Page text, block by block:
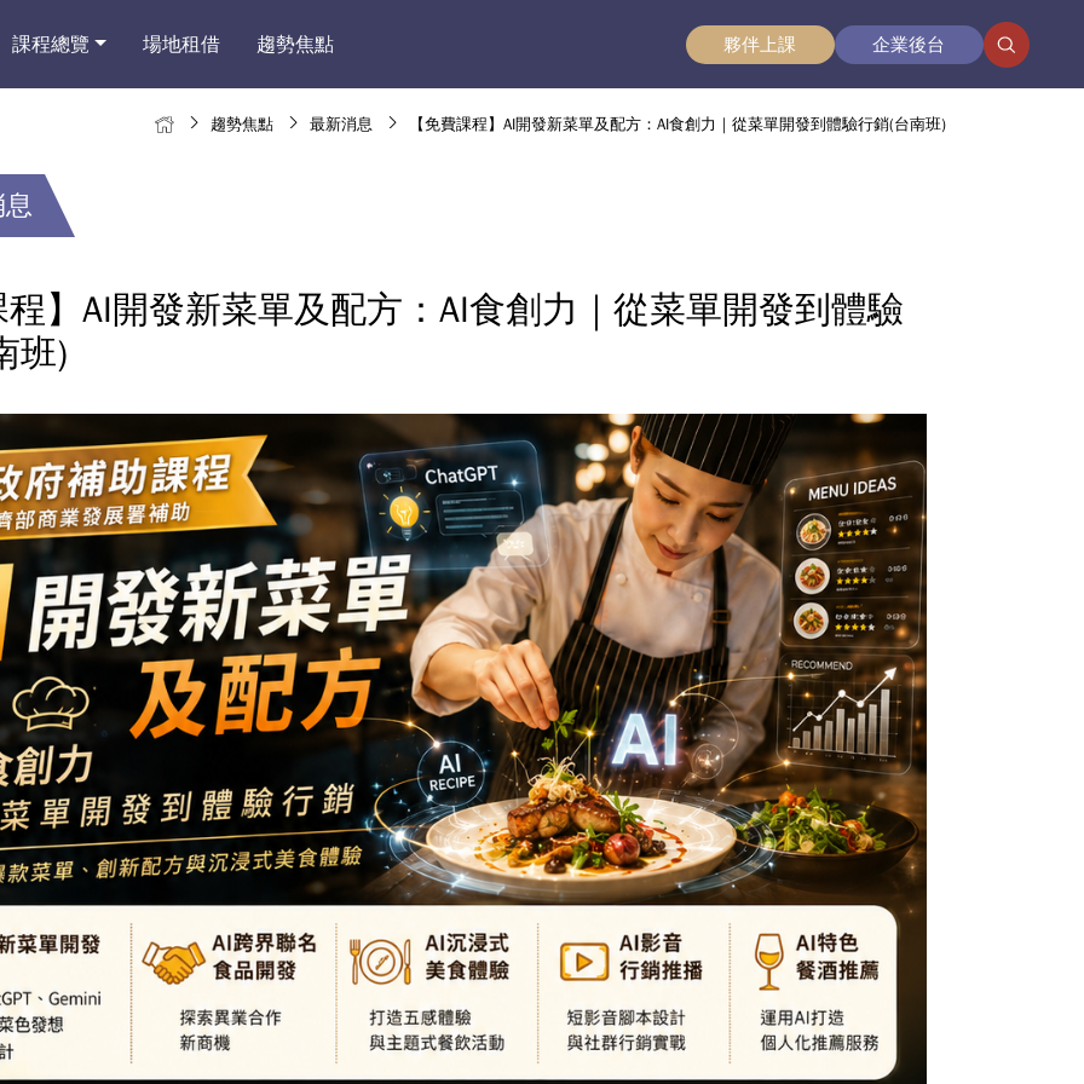
課程總覽 場地租借 趨勢焦點 夥伴上課 企業後台
趨勢焦點 最新消息 【免費課程】AI開發新菜單及配方：AI食創力｜從菜單開發到體驗行銷(台南班)
】AI開發新菜單及配方：AI食創力｜從菜單開發到體驗
班)